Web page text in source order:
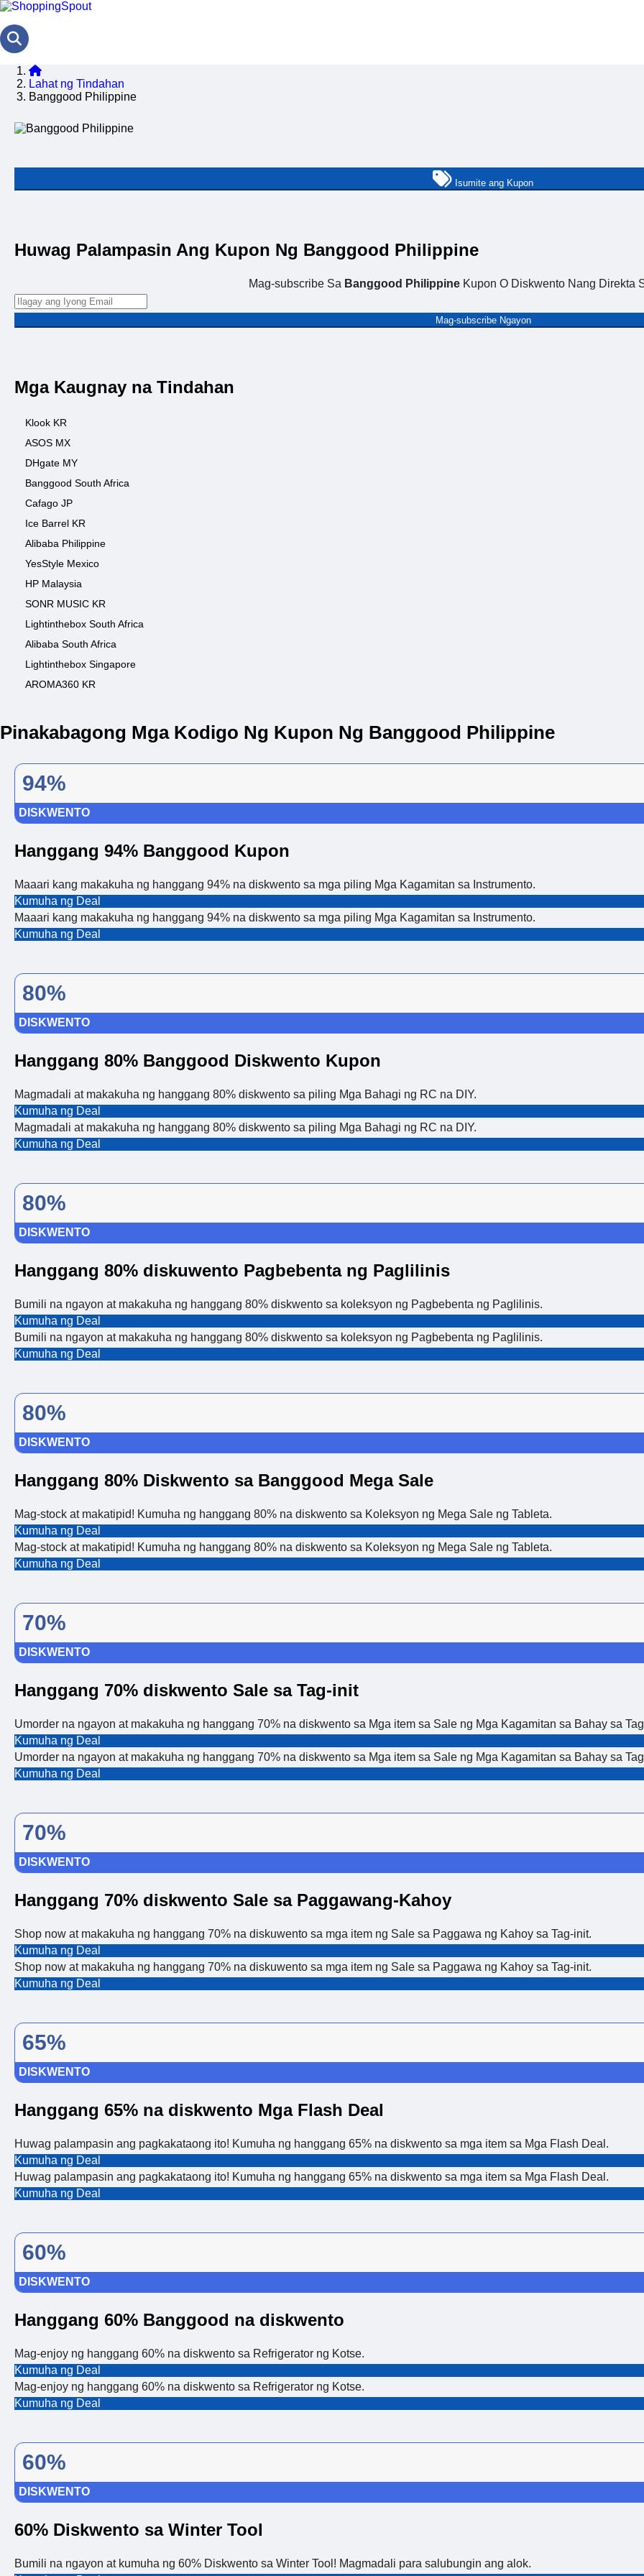
Lahat ng Tindahan
Banggood Philippine
Isumite ang Kupon
Huwag Palampasin Ang Kupon Ng Banggood Philippine
Mag-subscribe Sa Banggood Philippine Kupon O Diskwento Nang Direkta
Mag-subscribe Ngayon
Mga Kaugnay na Tindahan
Klook KR
ASOS MX
DHgate MY
Banggood South Africa
Cafago JP
Ice Barrel KR
Alibaba Philippine
YesStyle Mexico
HP Malaysia
SONR MUSIC KR
Lightinthebox South Africa
Alibaba South Africa
Lightinthebox Singapore
AROMA360 KR
Pinakabagong Mga Kodigo Ng Kupon Ng Banggood Philippine
94%
DISKWENTO
Hanggang 94% Banggood Kupon
Maaari kang makakuha ng hanggang 94% na diskwento sa mga piling Mga Kagamitan sa Instrumento.
Kumuha ng Deal
Maaari kang makakuha ng hanggang 94% na diskwento sa mga piling Mga Kagamitan sa Instrumento.
Kumuha ng Deal
80%
DISKWENTO
Hanggang 80% Banggood Diskwento Kupon
Magmadali at makakuha ng hanggang 80% diskwento sa piling Mga Bahagi ng RC na DIY.
Kumuha ng Deal
Magmadali at makakuha ng hanggang 80% diskwento sa piling Mga Bahagi ng RC na DIY.
Kumuha ng Deal
80%
DISKWENTO
Hanggang 80% diskuwento Pagbebenta ng Paglilinis
Bumili na ngayon at makakuha ng hanggang 80% diskwento sa koleksyon ng Pagbebenta ng Paglilinis.
Kumuha ng Deal
Bumili na ngayon at makakuha ng hanggang 80% diskwento sa koleksyon ng Pagbebenta ng Paglilinis.
Kumuha ng Deal
80%
DISKWENTO
Hanggang 80% Diskwento sa Banggood Mega Sale
Mag-stock at makatipid! Kumuha ng hanggang 80% na diskwento sa Koleksyon ng Mega Sale ng Tableta.
Kumuha ng Deal
Mag-stock at makatipid! Kumuha ng hanggang 80% na diskwento sa Koleksyon ng Mega Sale ng Tableta.
Kumuha ng Deal
70%
DISKWENTO
Hanggang 70% diskwento Sale sa Tag-init
Umorder na ngayon at makakuha ng hanggang 70% na diskwento sa Mga item sa Sale ng Mga Kagamitan sa Bahay sa
Kumuha ng Deal
Umorder na ngayon at makakuha ng hanggang 70% na diskwento sa Mga item sa Sale ng Mga Kagamitan sa Bahay sa
Kumuha ng Deal
70%
DISKWENTO
Hanggang 70% diskwento Sale sa Paggawang-Kahoy
Shop now at makakuha ng hanggang 70% na diskuwento sa mga item ng Sale sa Paggawa ng Kahoy sa Tag-init.
Kumuha ng Deal
Shop now at makakuha ng hanggang 70% na diskuwento sa mga item ng Sale sa Paggawa ng Kahoy sa Tag-init.
Kumuha ng Deal
65%
DISKWENTO
Hanggang 65% na diskwento Mga Flash Deal
Huwag palampasin ang pagkakataong ito! Kumuha ng hanggang 65% na diskwento sa mga item sa Mga Flash Deal.
Kumuha ng Deal
Huwag palampasin ang pagkakataong ito! Kumuha ng hanggang 65% na diskwento sa mga item sa Mga Flash Deal.
Kumuha ng Deal
60%
DISKWENTO
Hanggang 60% Banggood na diskwento
Mag-enjoy ng hanggang 60% na diskwento sa Refrigerator ng Kotse.
Kumuha ng Deal
Mag-enjoy ng hanggang 60% na diskwento sa Refrigerator ng Kotse.
Kumuha ng Deal
60%
DISKWENTO
60% Diskwento sa Winter Tool
Bumili na ngayon at kumuha ng 60% Diskwento sa Winter Tool! Magmadali para salubungin ang alok.